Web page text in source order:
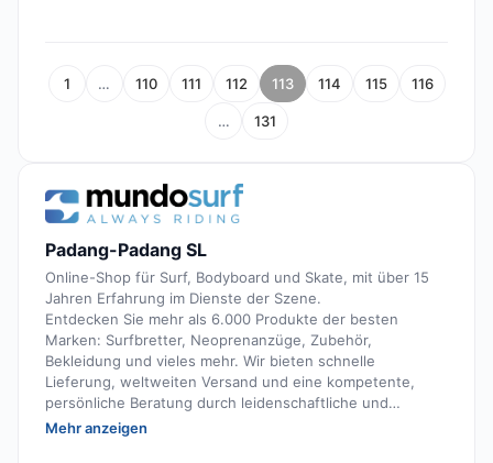
1 … 110 111 112 113 114 115 116
… 131
Padang-Padang SL
Online-Shop für Surf, Bodyboard und Skate, mit über 15
Jahren Erfahrung im Dienste der Szene.
Entdecken Sie mehr als 6.000 Produkte der besten
Marken: Surfbretter, Neoprenanzüge, Zubehör,
Bekleidung und vieles mehr. Wir bieten schnelle
Lieferung, weltweiten Versand und eine kompetente,
persönliche Beratung durch leidenschaftliche und
erfahrene Surfer.
Mehr anzeigen